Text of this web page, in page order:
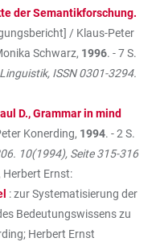
der Semantikforschung.
/ Klaus-Peter
Schwarz, 1996. - 7 S.
ISSN 0301-3294.
D., Grammar in mind
Konerding, 1994. - 2 S.
10(1994), Seite 315-316
Herbert Ernst:
: zur Systematisierung der
Bedeutungswissens zu
Herbert Ernst